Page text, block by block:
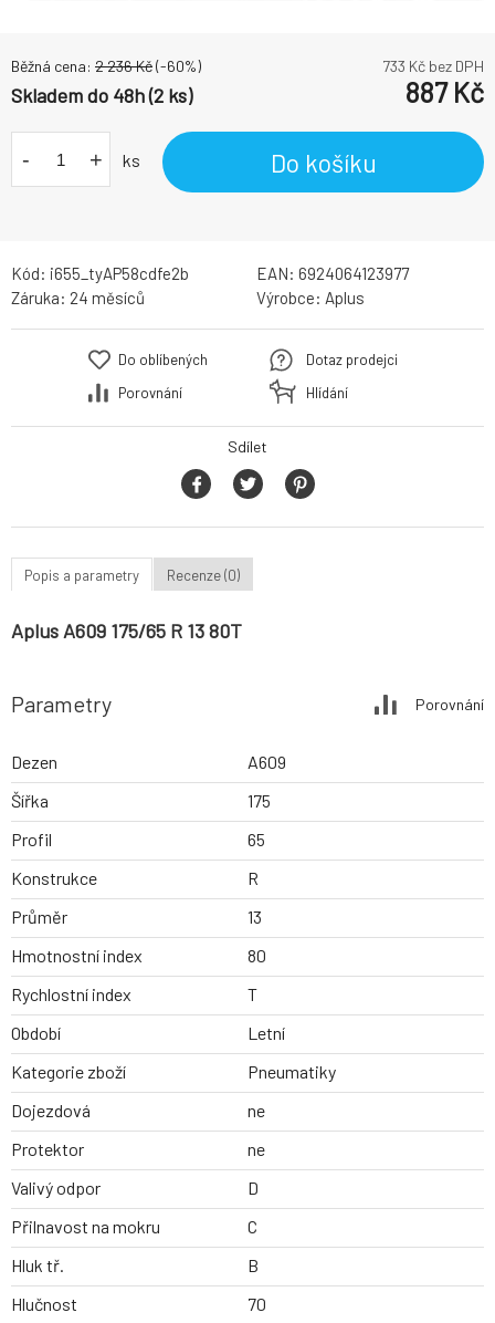
Běžná cena: 2 236Kč(-60%) 733 Kč bez DPH
Skladem do 48h (2 ks) 887Kč
- + ks Do košíku
Kód: i655_tyAP58cdfe2b EAN: 6924064123977
Záruka: 24 měsíců Výrobce: Aplus
Do oblíbených
Porovnání
Dotaz prodejci
Hlídání
Sdílet
Popis a parametry Recenze (0)
Aplus A609 175/65 R 13 80T
Parametry Porovnání
Dezen
A609
Šířka
175
Profil
65
Konstrukce
R
Průměr
13
Hmotnostní index
80
Rychlostní index
T
Období
Letní
Kategorie zboží
Pneumatiky
Dojezdová
ne
Protektor
ne
Valivý odpor
D
Přilnavost na mokru
C
Hluk tř.
B
Hlučnost
70